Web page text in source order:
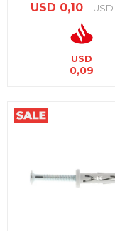
USD 0,10 USD
USD
0,09